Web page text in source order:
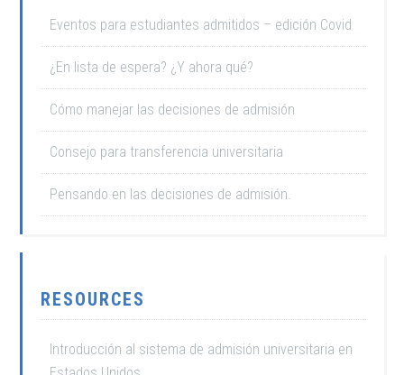
Eventos para estudiantes admitidos – edición Covid
¿En lista de espera? ¿Y ahora qué?
Cómo manejar las decisiones de admisión
Consejo para transferencia universitaria
Pensando en las decisiones de admisión.
RESOURCES
Introducción al sistema de admisión universitaria en